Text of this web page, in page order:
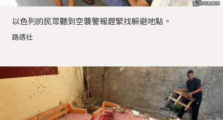
以色列的民眾聽到空襲警報趕緊找躲避地點。
路透社